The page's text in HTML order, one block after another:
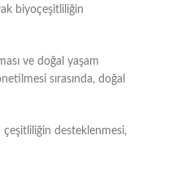
biyoçeşitliliğin
ve doğal yaşam
sırasında, doğal
çeşitliliğin desteklenmesi,